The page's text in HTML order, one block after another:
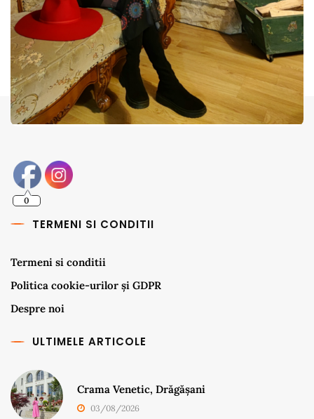
0
TERMENI SI CONDITII
Termeni si conditii
Politica cookie-urilor și GDPR
Despre noi
ULTIMELE ARTICOLE
Crama Venetic, Drăgășani
03/08/2026